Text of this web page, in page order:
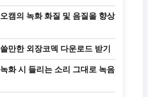
오캠의 녹화 화질 및 음질을 향상
쓸만한 외장코덱 다운로드 받기
녹화 시 들리는 소리 그대로 녹음